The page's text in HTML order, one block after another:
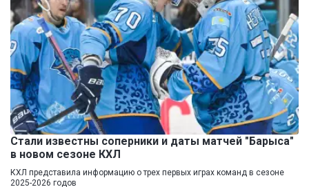
Стали известны соперники и даты матчей "Барыса"
в новом сезоне КХЛ
КХЛ представила информацию о трех первых играх команд в сезоне
2025-2026 годов